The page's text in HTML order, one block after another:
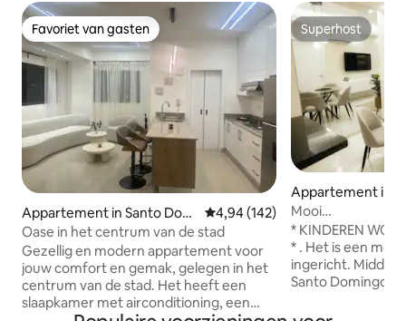
Favoriet van gasten
Favoriet van gasten
Appartement in Santo Domi
ngo
Gemiddelde beoordeling van
4,94 (142)
Oase in het centrum van de stad
Gezellig en modern appartement voor
jouw comfort en gemak, gelegen in het
centrum van de stad. Het heeft een
slaapkamer met airconditioning, een
Superhost
Superhost
Appartement in
ngo
Mooi
appartement/
parkeerplaats
* KINDEREN
* . Het is een
ingericht. Midden
Santo Domingo
(wifi,